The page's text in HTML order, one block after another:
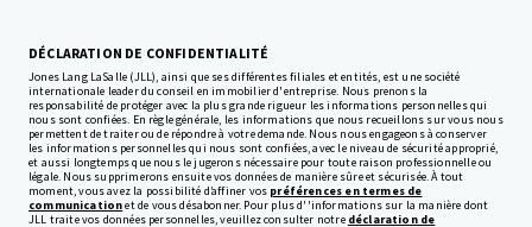
DÉCLARATION DE CONFIDENTIALITÉ
Jones Lang LaSalle (JLL), ainsi que ses différentes filiales et entités, est une société
internationale leader du conseil en immobilier d'entreprise. Nous prenons la
responsabilité de protéger avec la plus grande rigueur les informations personnelles qui
nous sont confiées. En règle générale, les informations que nous recueillons sur vous nous
permettent de traiter ou de répondre à votre demande. Nous nous engageons à conserver
les informations personnelles qui nous sont confiées, avec le niveau de sécurité approprié,
et aussi longtemps que nous le jugerons nécessaire pour toute raison professionnelle ou
légale. Nous supprimerons ensuite vos données de manière sûre et sécurisée. À tout
moment, vous avez la possibilité d’affiner vos préférences en termes de
communicationet de vous désabonner. Pour plus d''informations sur la manière dont
JLL traite vos données personnelles, veuillez consulter notre déclaration de